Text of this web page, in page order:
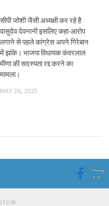
सीपी जोशी जैसी अध्यक्षी कर रहे है
वासुदेव देवनानी इसलिए कहा-आरोप
लगाने से पहले कांग्रेस अपने गिरेबान
में झांके। भाजपा विधायक कंवरलाल
मीणा की सदस्यता रद्द करने का
मामला।
MAY 26, 2025